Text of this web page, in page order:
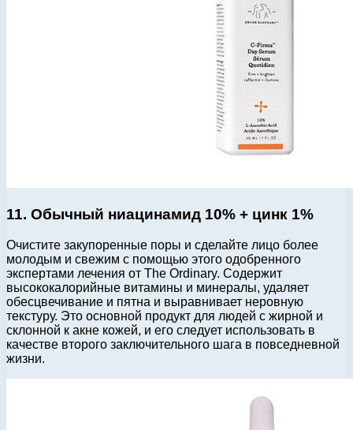
11. Обычный ниацинамид 10% + цинк 1%
Очистите закупоренные поры и сделайте лицо более
молодым и свежим с помощью этого одобренного
экспертами лечения от The Ordinary. Содержит
высококалорийные витамины и минералы, удаляет
обесцвечивание и пятна и выравнивает неровную
текстуру. Это основной продукт для людей с жирной и
склонной к акне кожей, и его следует использовать в
качестве второго заключительного шага в повседневной
жизни.